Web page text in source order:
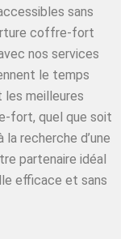
sans
coffre-fort
nos services
le temps
les meilleures
fort, quel que soit
la recherche d’une
partenaire idéal
efficace et sans